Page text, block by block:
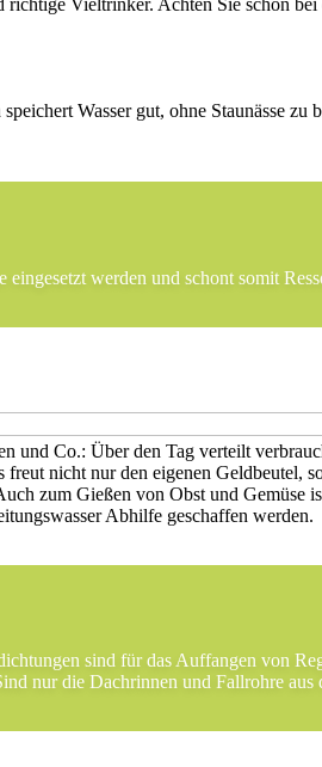
Vieltrinker. Achten Sie schon
Wasser gut, ohne Staunässe
werden und schont somit
und Co.: Über den Tag verteilt
freut nicht nur den eigenen
zum Gießen von Obst und
Abhilfe geschaffen werden.
sind für das Auffangen von
nur die Dachrinnen und Fallrohre aus